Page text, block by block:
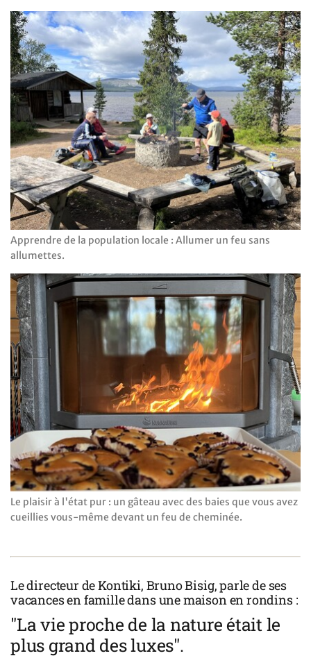
Apprendre de la population locale : Allumer un feu sans
allumettes.
Le plaisir à l'état pur : un gâteau avec des baies que vous avez
cueillies vous-même devant un feu de cheminée.
Le directeur de Kontiki, Bruno Bisig, parle de ses
vacances en famille dans une maison en rondins :
"La vie proche de la nature était le
plus grand des luxes".